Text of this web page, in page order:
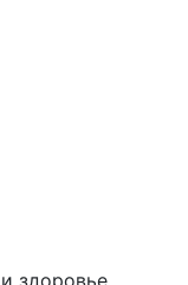
здоровье